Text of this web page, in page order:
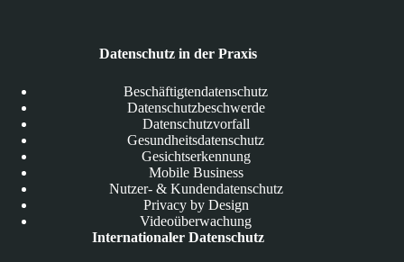
Datenschutz in der Praxis
Beschäftigtendatenschutz
Datenschutzbeschwerde
Datenschutzvorfall
Gesundheitsdatenschutz
Gesichtserkennung
Mobile Business
Nutzer- & Kundendatenschutz
Privacy by Design
Videoüberwachung
Internationaler Datenschutz